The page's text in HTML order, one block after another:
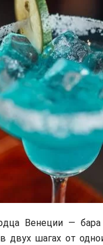
Венеции —
двух шагах от